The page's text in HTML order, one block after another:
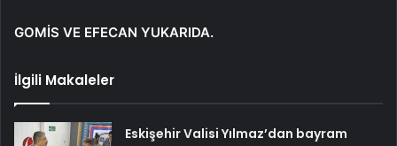
GOMİS VE EFECAN YUKARIDA.
İlgili Makaleler
Eskişehir Valisi Yılmaz’dan bayram